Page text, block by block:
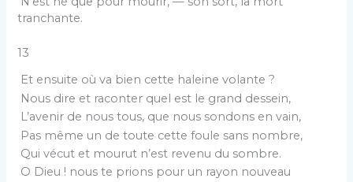
tranchante.
13
Et ensuite où va bien cette haleine volante ?
Nous dire et raconter quel est le grand dessein,
L’avenir de nous tous, que nous sondons en vain,
Pas même un de toute cette foule sans nombre,
Qui vécut et mourut n’est revenu du sombre.
O Dieu ! nous te prions pour un rayon nouveau